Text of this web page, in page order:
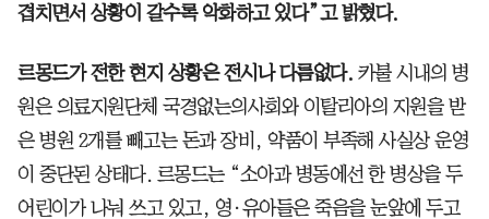
겹치면서 상황이 갈수록 악화하고 있다”고 밝혔다.
르몽드가 전한 현지 상황은 전시나 다름없다. 카불 시내의 병
원은 의료지원단체 국경없는의사회와 이탈리아의 지원을 받
은 병원 2개를 빼고는 돈과 장비, 약품이 부족해 사실상 운영
이 중단된 상태다. 르몽드는 “소아과 병동에선 한 병상을 두
어린이가 나눠 쓰고 있고, 영·유아들은 죽음을 눈앞에 두고